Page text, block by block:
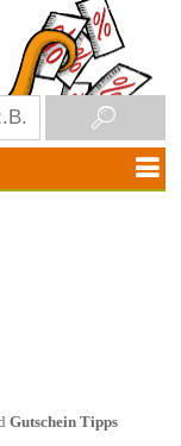
Gutschein Tipps